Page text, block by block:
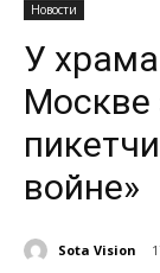
Новости
У
Москве
войне»
Sota Vision